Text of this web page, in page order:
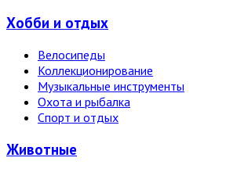
Хобби и отдых
Велосипеды
Коллекционирование
Музыкальные инструменты
Охота и рыбалка
Спорт и отдых
Животные